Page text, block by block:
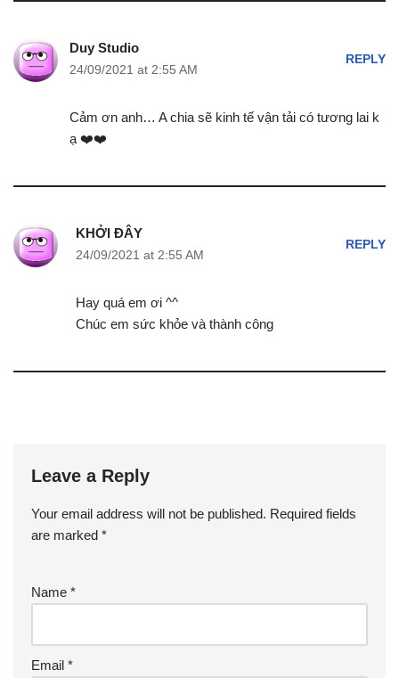
Duy Studio
24/09/2021 at 2:55 AM
REPLY
Cảm ơn anh… A chia sẽ kinh tế vận tải có tương lai k
ạ ❤️❤️
KHỞI ĐÂY
24/09/2021 at 2:55 AM
REPLY
Hay quá em ơi ^^
Chúc em sức khỏe và thành công
Leave a Reply
Your email address will not be published. Required fields
are marked *
Name *
Email *